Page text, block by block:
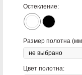
Остекление:
Размер полотна
Цвет полотна: